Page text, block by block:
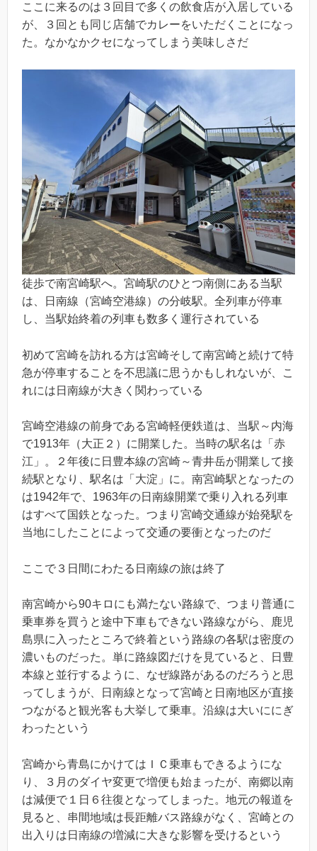
ここに来るのは３回目で多くの飲食店が入居している
が、３回とも同じ店舗でカレーをいただくことになっ
た。なかなかクセになってしまう美味しさだ
徒歩で南宮崎駅へ。宮崎駅のひとつ南側にある当駅
は、日南線（宮崎空港線）の分岐駅。全列車が停車
し、当駅始終着の列車も数多く運行されている
初めて宮崎を訪れる方は宮崎そして南宮崎と続けて特
急が停車することを不思議に思うかもしれないが、こ
れには日南線が大きく関わっている
宮崎空港線の前身である宮崎軽便鉄道は、当駅～内海
で1913年（大正２）に開業した。当時の駅名は「赤
江」。２年後に日豊本線の宮崎～青井岳が開業して接
続駅となり、駅名は「大淀」に。南宮崎駅となったの
は1942年で、1963年の日南線開業で乗り入れる列車
はすべて国鉄となった。つまり宮崎交通線が始発駅を
当地にしたことによって交通の要衝となったのだ
ここで３日間にわたる日南線の旅は終了
南宮崎から90キロにも満たない路線で、つまり普通に
乗車券を買うと途中下車もできない路線ながら、鹿児
島県に入ったところで終着という路線の各駅は密度の
濃いものだった。単に路線図だけを見ていると、日豊
本線と並行するように、なぜ線路があるのだろうと思
ってしまうが、日南線となって宮崎と日南地区が直接
つながると観光客も大挙して乗車。沿線は大いににぎ
わったという
宮崎から青島にかけてはＩＣ乗車もできるようにな
り、３月のダイヤ変更で増便も始まったが、南郷以南
は減便で１日６往復となってしまった。地元の報道を
見ると、串間地域は長距離バス路線がなく、宮崎との
出入りは日南線の増減に大きな影響を受けるという